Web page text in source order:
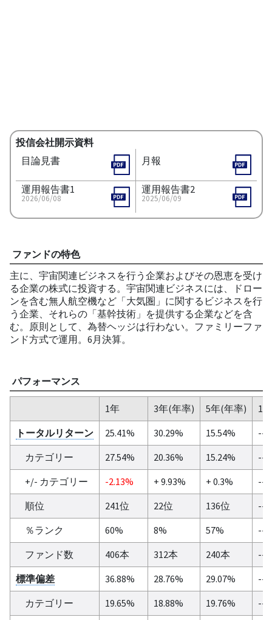
投信会社開示資料
目論見書
月報
運用報告書1
2026/06/08
運用報告書2
2025/06/09
ファンドの特色
主に、宇宙関連ビジネスを行う企業およびその恩恵を受け
る企業の株式に投資する。宇宙関連ビジネスには、ドロー
ンを含む無人航空機など「大気圏」に関するビジネスを行
う企業、それらの「基幹技術」を提供する企業などを含
む。原則として、為替ヘッジは行わない。ファミリーファ
ンド方式で運用。6月決算。
パフォーマンス
1年 3年(年率) 5年(年率)
10
トータルリターン
25.41% 30.29% 15.54%
--
カテゴリー
27.54% 20.36% 15.24%
--
+/- カテゴリー
-2.13% + 9.93% + 0.3%
--
順位
241位 22位 136位
--
％ランク
60% 8% 57%
--
ファンド数
406本 312本 240本
--
標準偏差
36.88% 28.76% 29.07%
--
カテゴリー
19.65% 18.88% 19.76%
--